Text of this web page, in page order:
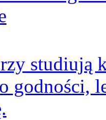
studiują
godności,